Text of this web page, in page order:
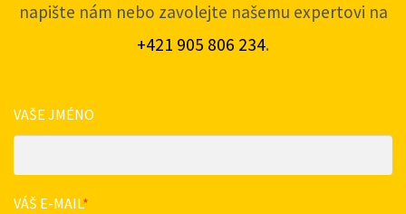
napište nám nebo zavolejte našemu expertovi na
+421 905 806 234.
VAŠE JMÉNO
VÁŠ E-MAIL*